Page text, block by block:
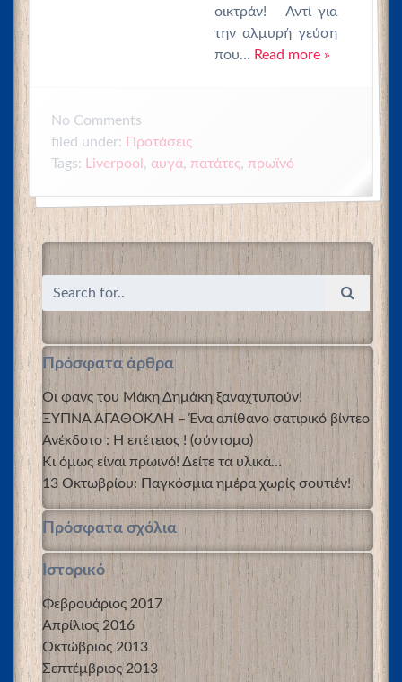
οικτράν! Αντί για
την αλμυρή γεύση
που… Read more »
No Comments
filed under: Προτάσεις
Tags: Liverpool , αυγά, πατάτες, πρωϊνό
Πρόσφατα άρθρα
Οι φανς του Μάκη Δημάκη ξαναχτυπούν!
ΞΥΠΝΑ ΑΓΑΘΟΚΛΗ – Ένα απίθανο σατιρικό βίντεο
Ανέκδοτο : Η επέτειος ! (σύντομο)
Κι όμως είναι πρωινό! Δείτε τα υλικά…
13 Οκτωβρίου: Παγκόσμια ημέρα χωρίς σουτιέν!
Πρόσφατα σχόλια
Ιστορικό
Φεβρουάριος 2017
Απρίλιος 2016
Οκτώβριος 2013
Σεπτέμβριος 2013